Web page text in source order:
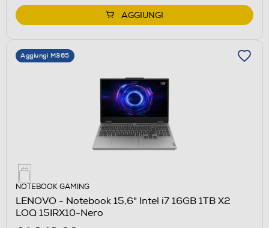
AGGIUNGI
Aggiungi M365
NOTEBOOK GAMING
LENOVO - Notebook 15,6" Intel i7 16GB 1TB X2
LOQ 15IRX10-Nero